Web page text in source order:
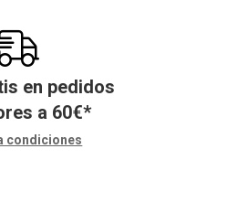
en pedidos
a 60€*
condiciones